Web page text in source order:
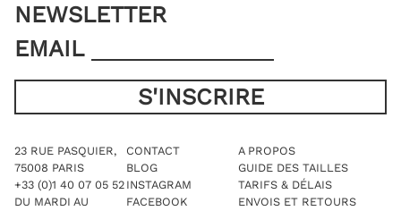
NEWSLETTER
EMAIL
23 RUE PASQUIER,
75008 PARIS
+33 (0)1 40 07 05 52
DU MARDI AU
CONTACT
BLOG
INSTAGRAM
FACEBOOK
A PROPOS
GUIDE DES TAILLES
TARIFS & DÉLAIS
ENVOIS ET RETOURS